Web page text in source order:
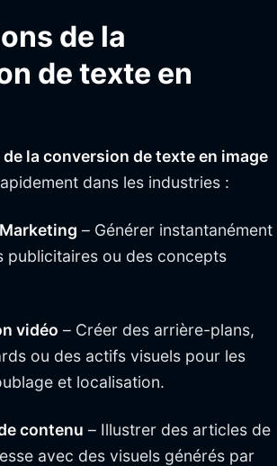
de la
de texte en
la conversion de texte en image
dans les industries :
– Générer instantanément
publicitaires ou des concepts
vidéo – Créer des arrière-plans,
ou des actifs visuels pour les
et localisation.
contenu – Illustrer des articles de
avec des visuels générés par